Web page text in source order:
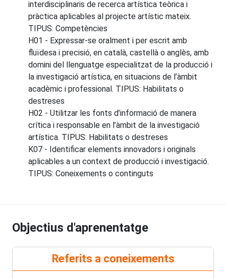
interdisciplinaris de recerca artística teòrica i
pràctica aplicables al projecte artístic mateix.
TIPUS: Competències
H01 - Expressar-se oralment i per escrit amb
fluïdesa i precisió, en català, castellà o anglès, amb
domini del llenguatge especialitzat de la producció i
la investigació artística, en situacions de l’àmbit
acadèmic i professional. TIPUS: Habilitats o
destreses
H02 - Utilitzar les fonts d’informació de manera
crítica i responsable en l’àmbit de la investigació
artística. TIPUS: Habilitats o destreses
K07 - Identificar elements innovadors i originals
aplicables a un context de producció i investigació.
TIPUS: Coneixements o continguts
Objectius d'aprenentatge
Referits a coneixements